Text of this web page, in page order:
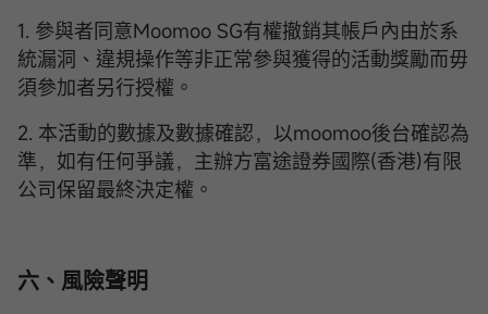
1. 參與者同意Moomoo SG有權撤銷其帳戶內由於系
統漏洞、違規操作等非正常參與獲得的活動獎勵而毋
須參加者另行授權。
2. 本活動的數據及數據確認，以moomoo後台確認為
準，如有任何爭議，主辦方富途證券國際(香港)有限
公司保留最終決定權。
六、風險聲明